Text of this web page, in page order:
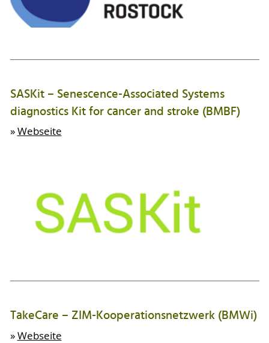
SASKit – Senescence-Associated Systems
diagnostics Kit for cancer and stroke (BMBF)
»Webseite
TakeCare – ZIM-Kooperationsnetzwerk (BMWi)
»Webseite